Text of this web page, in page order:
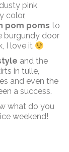
pink
color,
pom poms to
burgundy door
I love it
and the
in tulle,
and even the
a success.
what do you
weekend!